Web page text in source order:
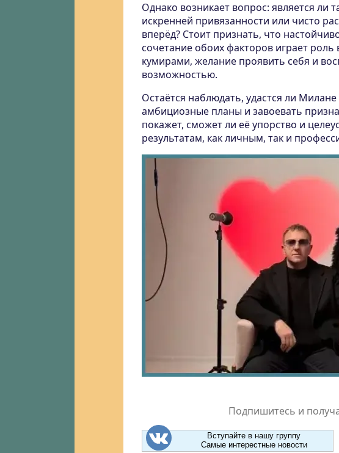
Однако возникает вопрос: является ли
искренней привязанности или чисто
вперёд? Стоит признать, что
сочетание обоих факторов играет роль
кумирами, желание проявить себя и
возможностью.
Остаётся наблюдать, удастся ли
амбициозные планы и завоевать
покажет, сможет ли её упорство и
результатам, как личным, так и
Подпишитесь и
Вступайте в нашу группу
Самые интерестные новости